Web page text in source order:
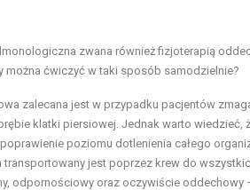
zwana również fizjoterapią
można ćwiczyć w taki sposób samodzielnie?
zalecana jest w przypadku pacjentów
klatki piersiowej. Jednak warto
poziomu dotlenienia całego
transportowany jest poprzez krew do
odpornościowy oraz oczywiście oddechowy